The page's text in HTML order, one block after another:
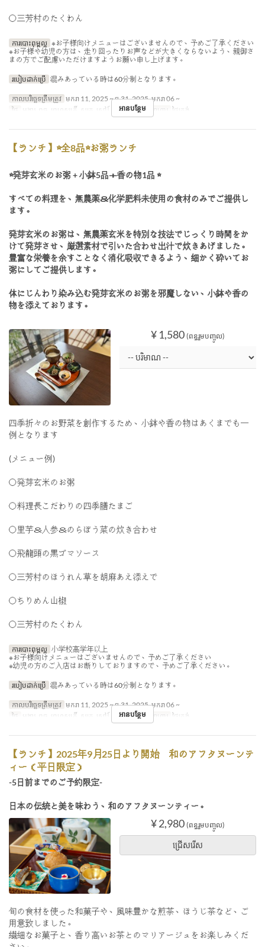
〇三芳村のたくわん
ការបោះពុម្ពល្អ ※お子様向けメニューはございませんので、予めご了承ください
※お子様や幼児の方は、走り回ったりお声などが大きくならないよう、親御さ
まの方でご配慮いただけますようお願い申し上げます。
របៀបដាក់ប្រើ 混みあっている時は60分制となります。
កាលបរិច្ឆេទត្រឹមត្រូវ មករា 11, 2025 ~ ធ្នូ 31, 2025, មករា 06 ~
ថ្ងៃ
អង្គារ, ពុធ, ព្រហស្បតិ៍, សុក្រ, សៅរ៍, អាទិ, ថ្ងៃឈប់ អាហារ ថ្ងៃត្រង់
អានបន្ថែម
【ランチ】☆全8品☆お粥ランチ
☆発芽玄米のお粥 + 小鉢5品＋香の物1品 ☆
すべての料理を、無農薬＆化学肥料未使用の食材のみでご提供し
ます。
発芽玄米のお粥は、無農薬玄米を特別な技法でじっくり時間をか
けて発芽させ、厳選素材で引いた合わせ出汁で炊きあげました。
豊富な栄養を余すことなく消化吸収できるよう、細かく砕いてお
粥にしてご提供します。
体にじんわり染み込む発芽玄米のお粥を邪魔しない、小鉢や香の
物を添えております。
¥ 1,580 (ពន្ធរួមបញ្ចូល)
四季折々のお野菜を創作するため、小鉢や香の物はあくまでも一
例となります
(メニュー例)
〇発芽玄米のお粥
〇料理長こだわりの四季膳たまご
〇里芋＆人参＆のらぼう菜の炊き合わせ
〇飛龍頭の黒ゴマソース
〇三芳村のほうれん草を胡麻あえ添えで
〇ちりめん山椒
〇三芳村のたくわん
ការបោះពុម្ពល្អ 小学校高学年以上
※お子様向けメニューはございませんので、予めご了承ください
※幼児の方のご入店はお断りしておりますので、予めご了承ください。
របៀបដាក់ប្រើ 混みあっている時は60分制となります。
កាលបរិច្ឆេទត្រឹមត្រូវ មករា 11, 2025 ~ ធ្នូ 31, 2025, មករា 06 ~
ថ្ងៃ
អង្គារ, ពុធ, ព្រហស្បតិ៍, សុក្រ, សៅរ៍, អាទិ, ថ្ងៃឈប់ អាហារ ថ្ងៃត្រង់
អានបន្ថែម
【ランチ】2025年9月25日より開始 和のアフタヌーンテ
ィー（平日限定）
-5日前までのご予約限定-
日本の伝統と美を味わう、和のアフタヌーンティー。
¥ 2,980 (ពន្ធរួមបញ្ចូល)
ជ្រើសរើស
旬の食材を使った和菓子や、風味豊かな煎茶、ほうじ茶など、ご
用意致しました。
繊細なお菓子と、香り高いお茶とのマリアージュをお楽しみくだ